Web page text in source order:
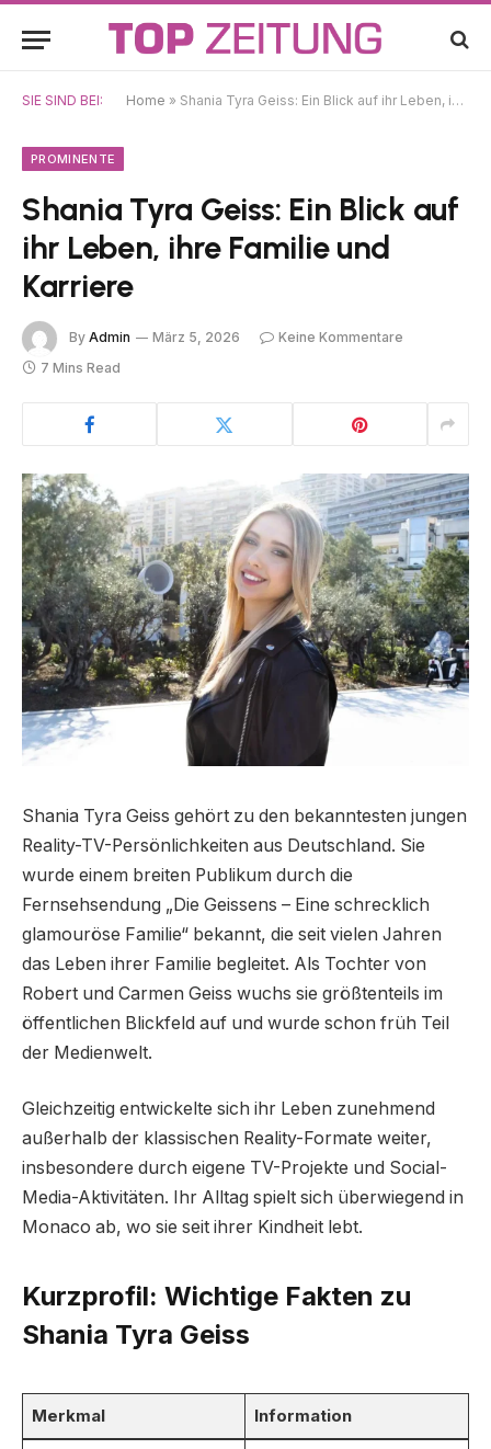
SIE SIND BEI: Home » Shania Tyra Geiss: Ein Blick auf ihr Leben, ihre Familie und Karriere
PROMINENTE
Shania Tyra Geiss: Ein Blick auf
ihr Leben, ihre Familie und
Karriere
By Admin März 5, 2026
Keine Kommentare
7 Mins Read
Shania Tyra Geiss gehört zu den bekanntesten jungen
Reality-TV-Persönlichkeiten aus Deutschland. Sie
wurde einem breiten Publikum durch die
Fernsehsendung „Die Geissens – Eine schrecklich
glamouröse Familie“ bekannt, die seit vielen Jahren
das Leben ihrer Familie begleitet. Als Tochter von
Robert und Carmen Geiss wuchs sie größtenteils im
öffentlichen Blickfeld auf und wurde schon früh Teil
der Medienwelt.
Gleichzeitig entwickelte sich ihr Leben zunehmend
außerhalb der klassischen Reality-Formate weiter,
insbesondere durch eigene TV-Projekte und Social-
Media-Aktivitäten. Ihr Alltag spielt sich überwiegend in
Monaco ab, wo sie seit ihrer Kindheit lebt.
Kurzprofil: Wichtige Fakten zu
Shania Tyra Geiss
Merkmal Information